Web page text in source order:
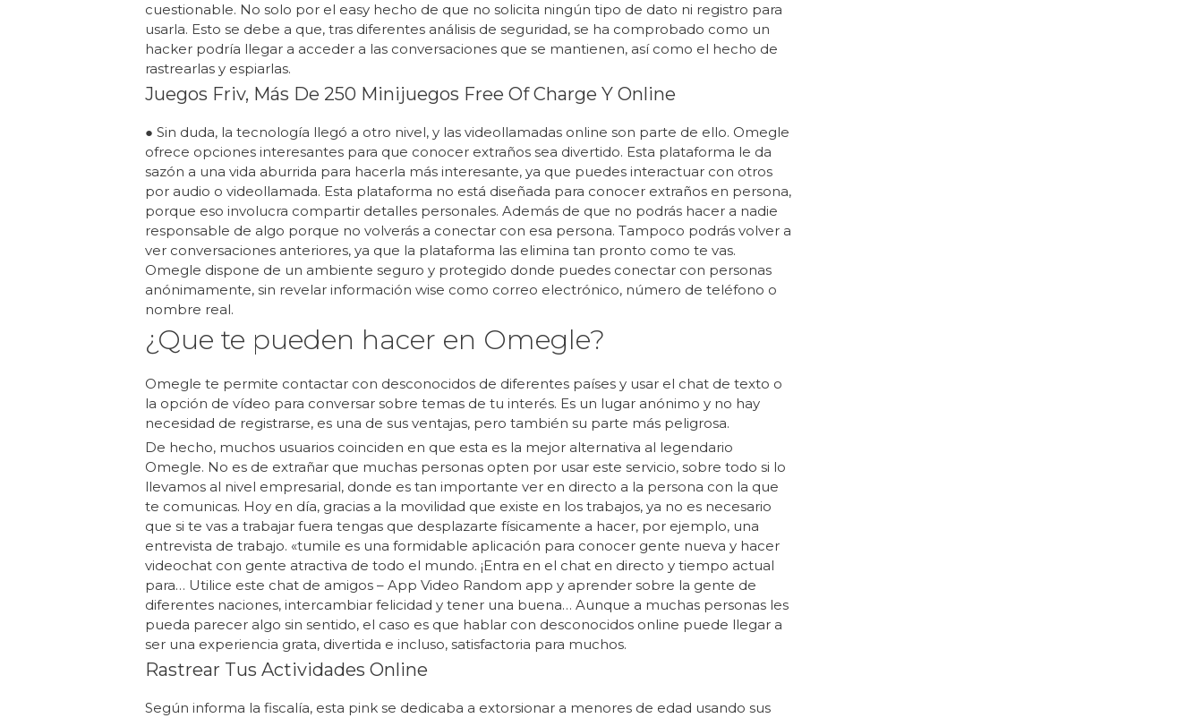
cuestionable. No solo por el easy hecho de que no solicita ningún tipo de dato ni registro para
usarla. Esto se debe a que, tras diferentes análisis de seguridad, se ha comprobado como un
hacker podría llegar a acceder a las conversaciones que se mantienen, así como el hecho de
rastrearlas y espiarlas.
Juegos Friv, Más De 250 Minijuegos Free Of Charge Y Online
● Sin duda, la tecnología llegó a otro nivel, y las videollamadas online son parte de ello. Omegle
ofrece opciones interesantes para que conocer extraños sea divertido. Esta plataforma le da
sazón a una vida aburrida para hacerla más interesante, ya que puedes interactuar con otros
por audio o videollamada. Esta plataforma no está diseñada para conocer extraños en persona,
porque eso involucra compartir detalles personales. Además de que no podrás hacer a nadie
responsable de algo porque no volverás a conectar con esa persona. Tampoco podrás volver a
ver conversaciones anteriores, ya que la plataforma las elimina tan pronto como te vas.
Omegle dispone de un ambiente seguro y protegido donde puedes conectar con personas
anónimamente, sin revelar información wise como correo electrónico, número de teléfono o
nombre real.
¿Que te pueden hacer en Omegle?
Omegle te permite contactar con desconocidos de diferentes países y usar el chat de texto o
la opción de vídeo para conversar sobre temas de tu interés. Es un lugar anónimo y no hay
necesidad de registrarse, es una de sus ventajas, pero también su parte más peligrosa.
De hecho, muchos usuarios coinciden en que esta es la mejor alternativa al legendario
Omegle. No es de extrañar que muchas personas opten por usar este servicio, sobre todo si lo
llevamos al nivel empresarial, donde es tan importante ver en directo a la persona con la que
te comunicas. Hoy en día, gracias a la movilidad que existe en los trabajos, ya no es necesario
que si te vas a trabajar fuera tengas que desplazarte físicamente a hacer, por ejemplo, una
entrevista de trabajo. «tumile es una formidable aplicación para conocer gente nueva y hacer
videochat con gente atractiva de todo el mundo. ¡Entra en el chat en directo y tiempo actual
para… Utilice este chat de amigos – App Video Random app y aprender sobre la gente de
diferentes naciones, intercambiar felicidad y tener una buena… Aunque a muchas personas les
pueda parecer algo sin sentido, el caso es que hablar con desconocidos online puede llegar a
ser una experiencia grata, divertida e incluso, satisfactoria para muchos.
Rastrear Tus Actividades Online
Según informa la fiscalía, esta pink se dedicaba a extorsionar a menores de edad usando sus